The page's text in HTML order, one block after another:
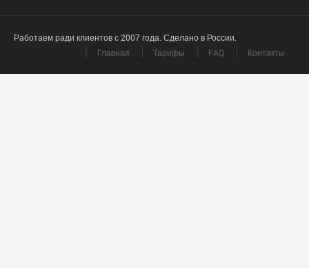
Работаем ради клиентов с 2007 года. Сделано в России.
Главная
Тарифы FAQ Контакты